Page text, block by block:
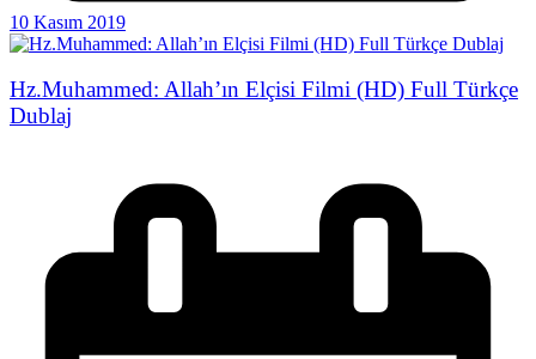
10 Kasım 2019
Hz.Muhammed: Allah’ın Elçisi Filmi (HD) Full Türkçe
Dublaj